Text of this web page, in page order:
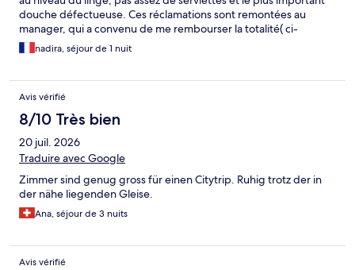
douche défectueuse. Ces réclamations sont remontées au
manager, qui a convenu de me rembourser la totalité( ci-
dessous le mail du personnel), je vous prie de bien vouloir
effectuer le remboursement sur mon compte. Chers clients,
Budget, il a été convenu avec notre supérieur hiérarchique
qu’un remboursement serait en effet possible. Toutefois votre
réservation ayant été faite à l’aide d’Expedia, qui est notre
partenaire, il nous est impossible d’effectuer un
remboursement direct. Vous devrez donc contacter l’agence
Expedia pour démarrer une procédure de remboursement en
espérons que l’on trouvera une solution adéquate à votre
problème. Pour toute information supplémentaire n’hésitez pas
à nous contacter à tout moment , Cordialement,
nadira, séjour de 1 nuit
Avis vérifié
8/10 Très bien
20 juil. 2026
Traduire avec Google
Zimmer sind genug gross für einen Citytrip. Ruhig trotz der in
der nähe liegenden Gleise.
Ana, séjour de 3 nuits
Avis vérifié